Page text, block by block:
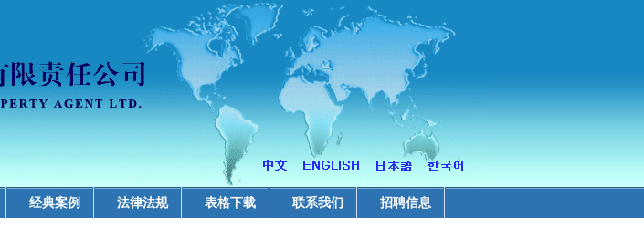
经典案例 法律法规 表格下载 联系我们 招聘信息